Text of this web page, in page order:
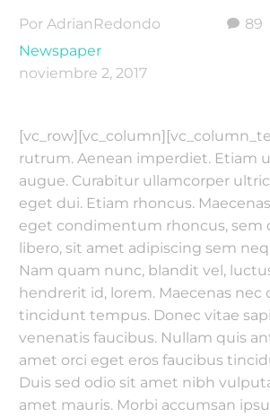
89
Por AdrianRedondo
Newspaper
noviembre 2, 2017
rutrum. Aenean imperdiet. Etiam
augue. Curabitur ullamcorper
eget dui. Etiam rhoncus.
eget condimentum rhoncus, sem
libero, sit amet adipiscing sem
Nam quam nunc, blandit vel,
hendrerit id, lorem. Maecenas nec
tincidunt tempus. Donec vitae
venenatis faucibus. Nullam quis
amet orci eget eros faucibus
Duis sed odio sit amet nibh
amet mauris. Morbi accumsan